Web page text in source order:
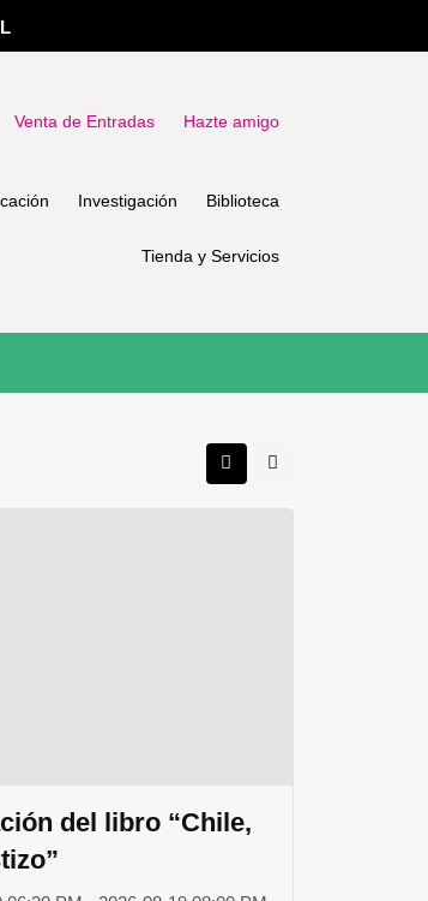
Venta de Entradas Hazte amigo
Investigación Biblioteca
Tienda y Servicios
del libro “Chile,